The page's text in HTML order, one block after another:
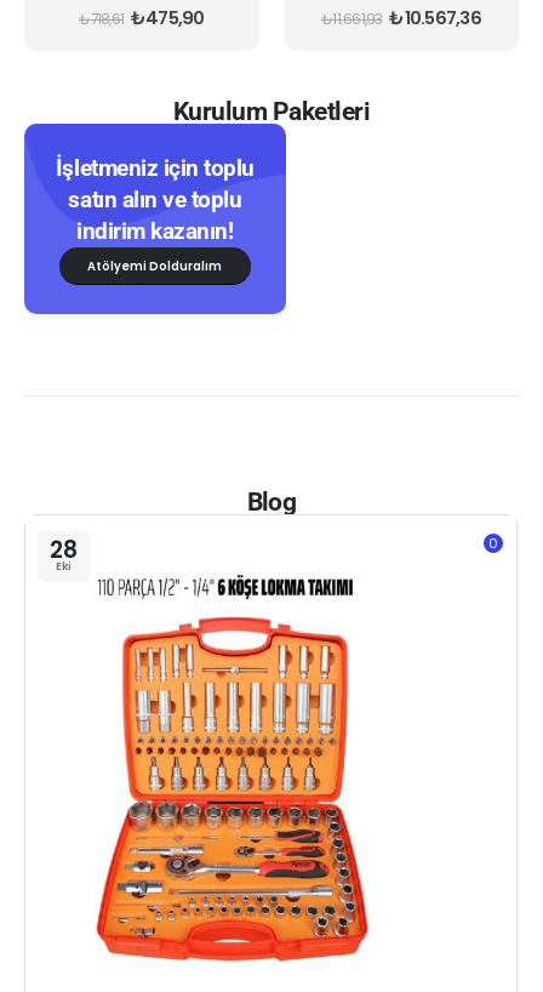
out of 5
₺718,61 ₺475,90 out of 5
₺11.661,93 ₺10.567,36
Kurulum Paketleri
İşletmeniz için toplu
satın alın ve toplu
indirim kazanın!
Atölyemi Dolduralım
Blog
28
Eki
0